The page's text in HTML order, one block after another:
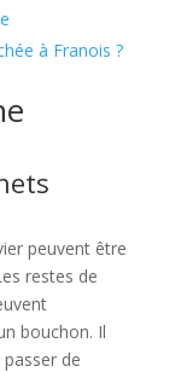
à Franois ?
peuvent être
restes de
bouchon. Il
de